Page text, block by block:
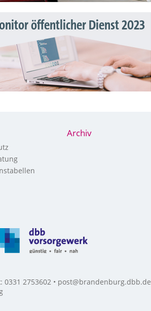
öffentlicher Dienst 2023
Archiv
2753602 • post@brandenburg.dbb.de